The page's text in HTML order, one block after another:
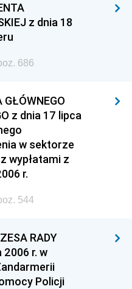
z dnia 18
686
GŁÓWNEGO
z dnia 17 lipca
w sektorze
wypłatami z
r.
544
RADY
2006 r. w
Policji